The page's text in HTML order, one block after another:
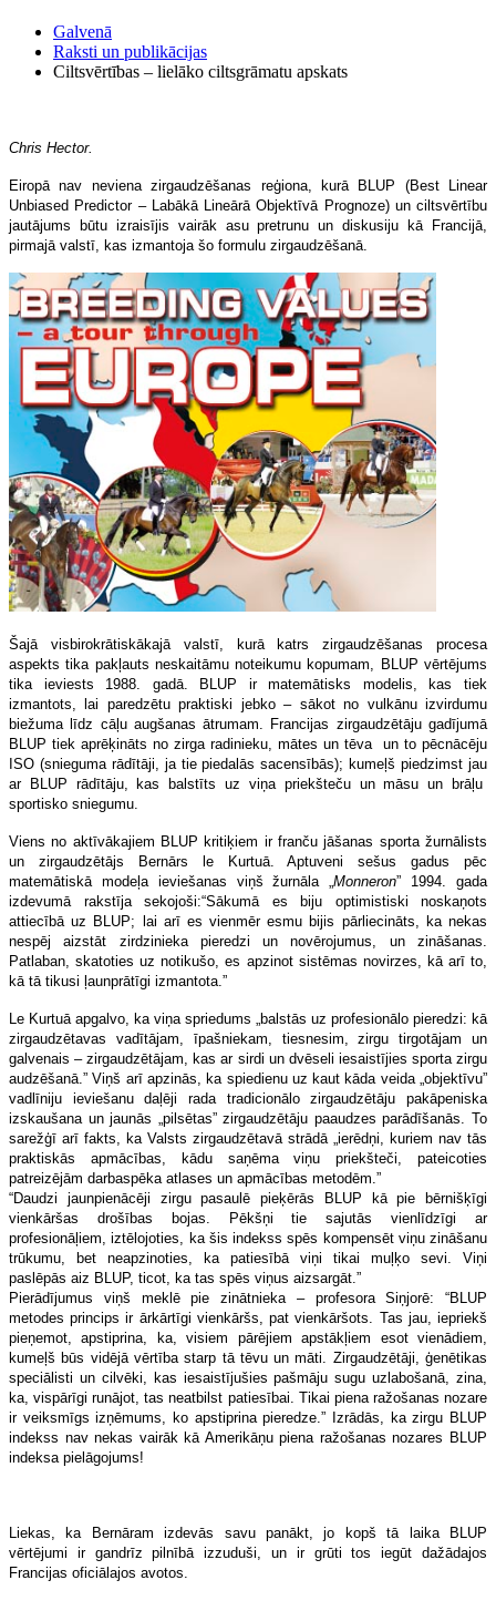
Galvenā
Raksti un publikācijas
Ciltsvērtības – lielāko ciltsgrāmatu apskats
Chris Hector.
Eiropā nav neviena zirgaudzēšanas reģiona, kurā BLUP (Best Linear
Unbiased Predictor – Labākā Lineārā Objektīvā Prognoze) un ciltsvērtību
jautājums būtu izraisījis vairāk asu pretrunu un diskusiju kā Francijā,
pirmajā valstī, kas izmantoja šo formulu zirgaudzēšanā.
Šajā visbirokrātiskākajā valstī, kurā katrs zirgaudzēšanas procesa
aspekts tika pakļauts neskaitāmu noteikumu kopumam, BLUP vērtējums
tika ieviests 1988. gadā. BLUP ir matemātisks modelis, kas tiek
izmantots, lai paredzētu praktiski jebko – sākot no vulkānu izvirdumu
biežuma līdz cāļu augšanas ātrumam. Francijas zirgaudzētāju gadījumā
BLUP tiek aprēķināts no zirga radinieku, mātes un tēva un to pēcnācēju
ISO (snieguma rādītāji, ja tie piedalās sacensībās); kumeļš piedzimst jau
ar BLUP rādītāju, kas balstīts uz viņa priekšteču un māsu un brāļu
sportisko sniegumu.
Viens no aktīvākajiem BLUP kritiķiem ir franču jāšanas sporta žurnālists
un zirgaudzētājs Bernārs le Kurtuā. Aptuveni sešus gadus pēc
matemātiskā modeļa ieviešanas viņš žurnāla „Monneron” 1994. gada
izdevumā rakstīja sekojoši:“Sākumā es biju optimistiski noskaņots
attiecībā uz BLUP; lai arī es vienmēr esmu bijis pārliecināts, ka nekas
nespēj aizstāt zirdzinieka pieredzi un novērojumus, un zināšanas.
Patlaban, skatoties uz notikušo, es apzinot sistēmas novirzes, kā arī to,
kā tā tikusi ļaunprātīgi izmantota.”
Le Kurtuā apgalvo, ka viņa spriedums „balstās uz profesionālo pieredzi: kā
zirgaudzētavas vadītājam, īpašniekam, tiesnesim, zirgu tirgotājam un
galvenais – zirgaudzētājam, kas ar sirdi un dvēseli iesaistījies sporta zirgu
audzēšanā.” Viņš arī apzinās, ka spiedienu uz kaut kāda veida „objektīvu”
vadlīniju ieviešanu daļēji rada tradicionālo zirgaudzētāju pakāpeniska
izskaušana un jaunās „pilsētas” zirgaudzētāju paaudzes parādīšanās. To
sarežģī arī fakts, ka Valsts zirgaudzētavā strādā „ierēdņi, kuriem nav tās
praktiskās apmācības, kādu saņēma viņu priekšteči, pateicoties
patreizējām darbaspēka atlases un apmācības metodēm.”
“Daudzi jaunpienācēji zirgu pasaulē pieķērās BLUP kā pie bērnišķīgi
vienkāršas drošības bojas. Pēkšņi tie sajutās vienlīdzīgi ar
profesionāļiem, iztēlojoties, ka šis indekss spēs kompensēt viņu zināšanu
trūkumu, bet neapzinoties, ka patiesībā viņi tikai muļķo sevi. Viņi
paslēpās aiz BLUP, ticot, ka tas spēs viņus aizsargāt.”
Pierādījumus viņš meklē pie zinātnieka – profesora Siņjorē: “BLUP
metodes princips ir ārkārtīgi vienkāršs, pat vienkāršots. Tas jau, iepriekš
pieņemot, apstiprina, ka, visiem pārējiem apstākļiem esot vienādiem,
kumeļš būs vidējā vērtība starp tā tēvu un māti. Zirgaudzētāji, ģenētikas
speciālisti un cilvēki, kas iesaistījušies pašmāju sugu uzlabošanā, zina,
ka, vispārīgi runājot, tas neatbilst patiesībai. Tikai piena ražošanas nozare
ir veiksmīgs izņēmums, ko apstiprina pieredze.” Izrādās, ka zirgu BLUP
indekss nav nekas vairāk kā Amerikāņu piena ražošanas nozares BLUP
indeksa pielāgojums!
Liekas, ka Bernāram izdevās savu panākt, jo kopš tā laika BLUP
vērtējumi ir gandrīz pilnībā izzuduši, un ir grūti tos iegūt dažādajos
Francijas oficiālajos avotos.